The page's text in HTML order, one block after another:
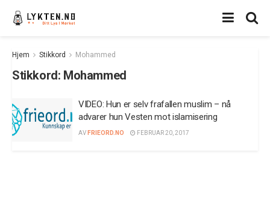
Hjem Stikkord Mohammed
Stikkord: Mohammed
VIDEO: Hun er selv frafallen muslim – nå
advarer hun Vesten mot islamisering
AV FRIEORD.NO FEBRUAR 20, 2017